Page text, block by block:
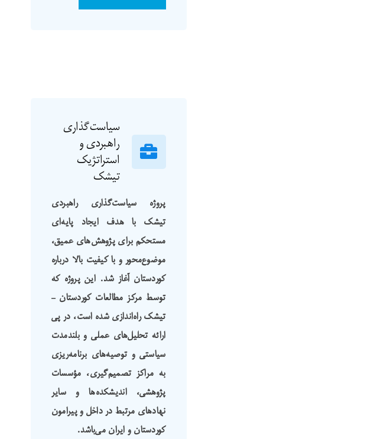
سیاست‌گذاری
راهبردی و
استراتژیک
تیشک
پروژه سیاست‌گذاری راهبردی
تیشک با هدف ایجاد پایه‌ای
مستحکم برای پژوهش‌های عمیق،
موضوع‌محور و با کیفیت بالا درباره
کوردستان آغاز شد. این پروژه که
توسط مرکز مطالعات کوردستان –
تیشک راه‌اندازی شده است، در پی
ارائه تحلیل‌های عملی و بلندمدت
سیاستی و توصیه‌های برنامه‌ریزی
به مراکز تصمیم‌گیری، مؤسسات
پژوهشی، اندیشکده‌ها و سایر
نهادهای مرتبط در داخل و پیرامون
کوردستان و ایران می‌باشد.